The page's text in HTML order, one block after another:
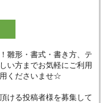
雛形・書式・書き方、テ
い方までお気軽にご利用
くださいませ☆
ける投稿者様を募集して